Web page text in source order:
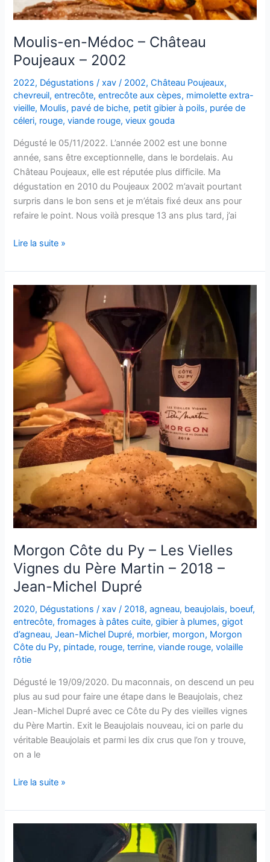
Moulis-en-Médoc – Château
Poujeaux – 2002
2022, Dégustations /xav/ 2002,Château Poujeaux,
chevreuil,entrecôte,entrecôte aux cèpes, mimolette extra-
vieille, Moulis, pavé de biche, petit gibier à poils, purée de
céleri, rouge,viande rouge,vieux gouda
Dégusté le 05/11/2022. L’année 2002 est une bonne
année, sans être exceptionnelle, dans le bordelais. Au
Château Poujeaux, elle est réputée plus difficile. Ma
dégustation en 2010 du Poujeaux 2002 m’avait pourtant
surpris dans le bon sens et je m’étais fixé deux ans pour
refaire le point. Nous voilà presque 13 ans plus tard, j’ai
Moulis-
Médoc
–
Château
Poujeaux
2002
Lire la suite »
Morgon Côte du Py – Les Vielles
Vignes du Père Martin – 2018 –
Jean-Michel Dupré
2020, Dégustations /xav / 2018,agneau, beaujolais, boeuf,
entrecôte,fromages à pâtes cuite,gibier à plumes,gigot
d’agneau,Jean-Michel Dupré, morbier, morgon, Morgon
Côte du Py, pintade, rouge,terrine,viande rouge,volaille
rôtie
Dégusté le 19/09/2020. Du maconnais, on descend un peu
plus au sud pour faire une étape dans le Beaujolais, chez
Jean-Michel Dupré avec ce Côte du Py des vieilles vignes
du Père Martin. Exit le Beaujolais nouveau, ici on parle du
véritable Beaujolais et parmi les dix crus que l’on y trouve,
on a le
Morgon
du
Py
Lire la suite »